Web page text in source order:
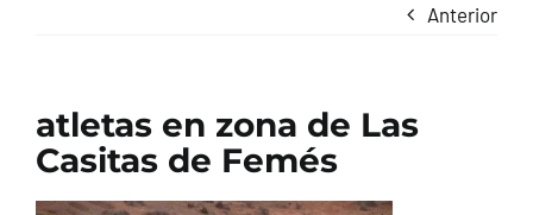
TURISMO
Anterior
atletas en zona de Las
Casitas de Femés